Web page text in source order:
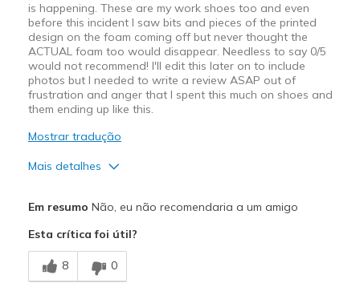
is happening. These are my work shoes too and even
before this incident I saw bits and pieces of the printed
design on the foam coming off but never thought the
ACTUAL foam too would disappear. Needless to say 0/5
would not recommend! I'll edit this later on to include
photos but I needed to write a review ASAP out of
frustration and anger that I spent this much on shoes and
them ending up like this.
Mostrar tradução
Mais detalhes
Poor Quality
Wear Out Quickly
Em resumo Não, eu não recomendaria a um amigo
Esta crítica foi útil?
8 0